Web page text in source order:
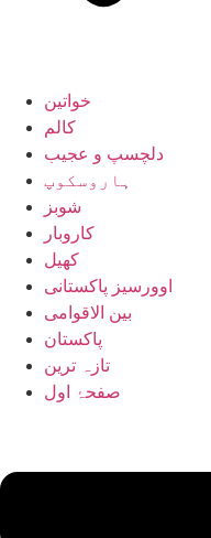
خواتین
کالم
دلچسپ و عجیب
ہاروسکوپ
شوبز
کاروبار
کھیل
اوورسیز پاکستانی
بین الاقوامی
پاکستان
تازہ ترین
صفحۂ اول